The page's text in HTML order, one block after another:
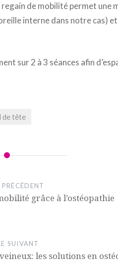
de mobilité permet une
interne dans notre cas)
sur 2 à 3 séances afin
de tête
grâce à l’ostéopathie
SUIVANT
les solutions en